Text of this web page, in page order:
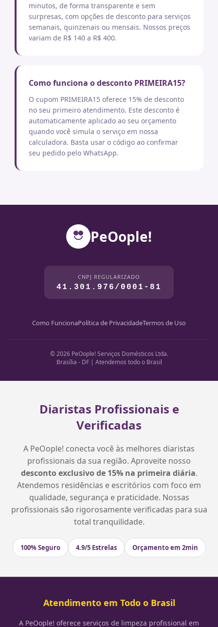
minutos, de forma transparente e sem
surpresas, com opções de desconto para serviços
semanais, quinzenais ou mensais. Nossos preços
variam de R$ 140 a R$ 400.
Como funciona o desconto PRIMEIRA15?
O cupom PRIMEIRA15 oferece 15% de desconto
no seu primeiro atendimento. Este desconto é
automaticamente aplicado ao seu orçamento
quando você simula o serviço em nossa
calculadora. Basta usar o código ao confirmar
seu pedido pelo WhatsApp.
PeOople!
CNPJ REGULARIZADO
41.301.976/0001-81
Como FuncionaPolítica de PrivacidadeTermos de Uso
© 2026 PeOople! Serviços Domésticos Ltda.
Brasília - DF | Atendemos todo o Brasil
Diaristas Profissionais e
Verificadas
A PeOople! conecta você às melhores diaristas
profissionais da sua região. Aproveite nosso
desconto exclusivo de 15% na primeira diária.
Atendemos residências e escritórios com foco em
qualidade, segurança e praticidade. Nossas
profissionais são rigorosamente verificadas para sua
total tranquilidade.
100% Seguro 4.9/5 Estrelas Orçamento em 2min
Atendimento em Todo o Brasil
A PeOople! oferece serviços de limpeza profissional em